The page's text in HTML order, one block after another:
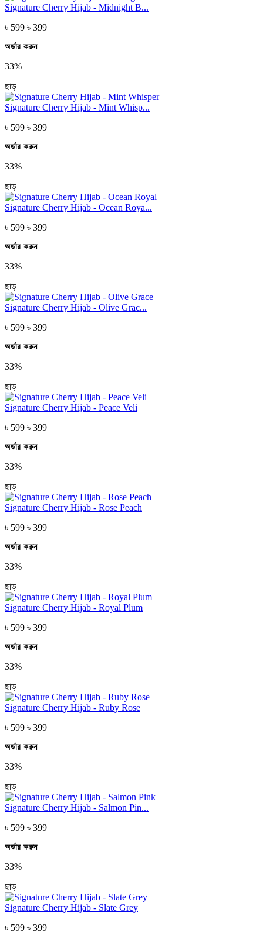
Signature Cherry Hijab - Midnight B...
৳ 599 ৳ 399
অর্ডার করুন
33%
ছাড়
Signature Cherry Hijab - Mint Whisp...
৳ 599 ৳ 399
অর্ডার করুন
33%
ছাড়
Signature Cherry Hijab - Ocean Roya...
৳ 599 ৳ 399
অর্ডার করুন
33%
ছাড়
Signature Cherry Hijab - Olive Grac...
৳ 599 ৳ 399
অর্ডার করুন
33%
ছাড়
Signature Cherry Hijab - Peace Veli
৳ 599 ৳ 399
অর্ডার করুন
33%
ছাড়
Signature Cherry Hijab - Rose Peach
৳ 599 ৳ 399
অর্ডার করুন
33%
ছাড়
Signature Cherry Hijab - Royal Plum
৳ 599 ৳ 399
অর্ডার করুন
33%
ছাড়
Signature Cherry Hijab - Ruby Rose
৳ 599 ৳ 399
অর্ডার করুন
33%
ছাড়
Signature Cherry Hijab - Salmon Pin...
৳ 599 ৳ 399
অর্ডার করুন
33%
ছাড়
Signature Cherry Hijab - Slate Grey
৳ 599 ৳ 399